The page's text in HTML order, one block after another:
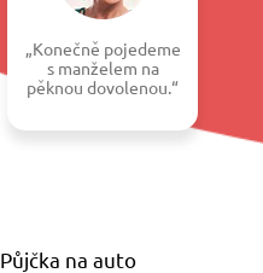
„Konečně pojedeme
s manželem na
pěknou dovolenou.“
Půjčka na auto